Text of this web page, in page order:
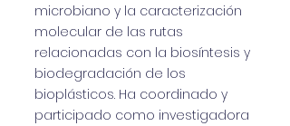
microbiano y la caracterización
molecular de las rutas
relacionadas con la biosíntesis y
biodegradación de los
bioplásticos. Ha coordinado y
participado como investigadora